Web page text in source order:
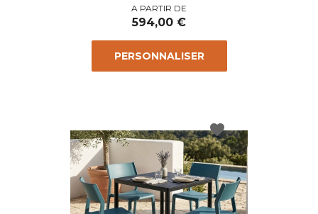
Prix
A PARTIR DE
594,00 €
PERSONNALISER
favorite